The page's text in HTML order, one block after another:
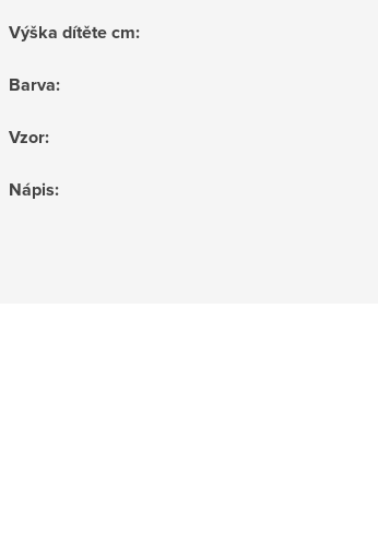
Výška dítěte cm:
Barva:
Vzor:
Nápis: